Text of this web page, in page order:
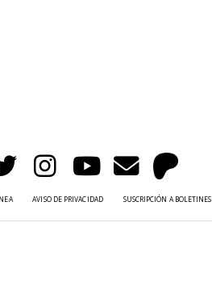
AVISO DE PRIVACIDAD SUSCRIPCIÓN A BOLETINES